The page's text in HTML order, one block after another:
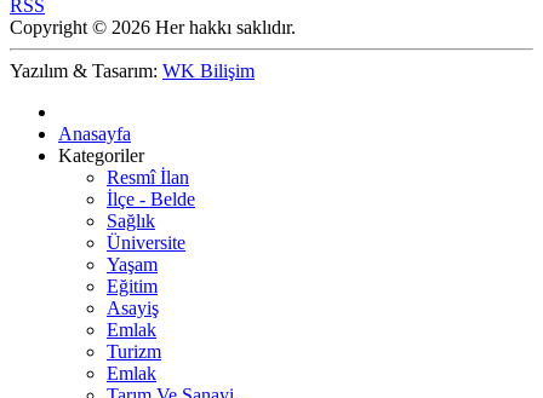
RSS
Copyright © 2026 Her hakkı saklıdır.
Yazılım & Tasarım: WK Bilişim
Anasayfa
Kategoriler
Resmî İlan
İlçe - Belde
Sağlık
Üniversite
Yaşam
Eğitim
Asayiş
Emlak
Turizm
Emlak